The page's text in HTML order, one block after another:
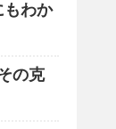
もわか
の克